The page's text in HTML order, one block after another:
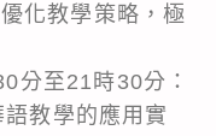
化教學策略，極
分至21時30分：
教學的應用實